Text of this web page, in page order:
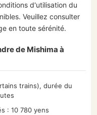
d'utilisation du
Veuillez consulter
en toute sérénité.
de Mishima à
trains), durée du
: 10 780 yens